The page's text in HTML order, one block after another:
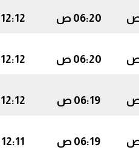
06:20 ص 12:12 م
06:20 ص 12:12 م
06:19 ص 12:12 م
06:19 ص 12:11 م